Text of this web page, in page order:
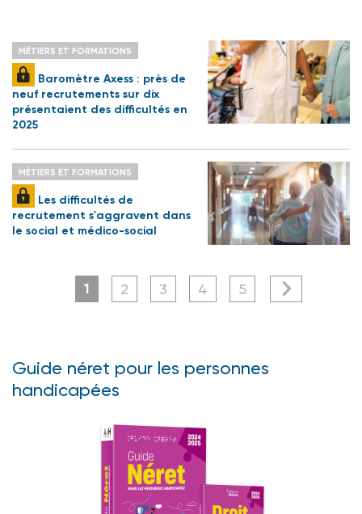
MÉTIERS ET FORMATIONS
Baromètre Axess : près de
neuf recrutements sur dix
présentaient des difficultés en
2025
MÉTIERS ET FORMATIONS
Les difficultés de
recrutement s'aggravent dans
le social et médico-social
1 2 3 4 5
Guide néret pour les personnes
handicapées